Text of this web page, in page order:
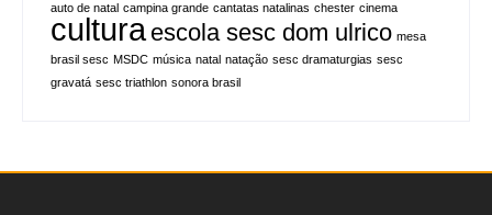
auto de natal campina grande cantatas natalinas chester cinema
cultura escola sesc dom ulrico mesa
brasil sesc MSDC música natal natação sesc dramaturgias sesc
gravatá sesc triathlon sonora brasil